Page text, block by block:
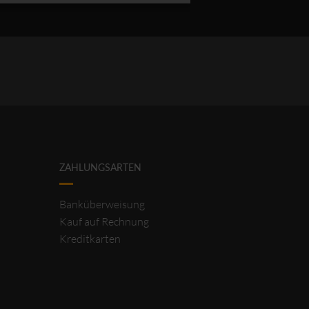
ZAHLUNGSARTEN
Banküberweisung
Kauf auf Rechnung
Kreditkarten